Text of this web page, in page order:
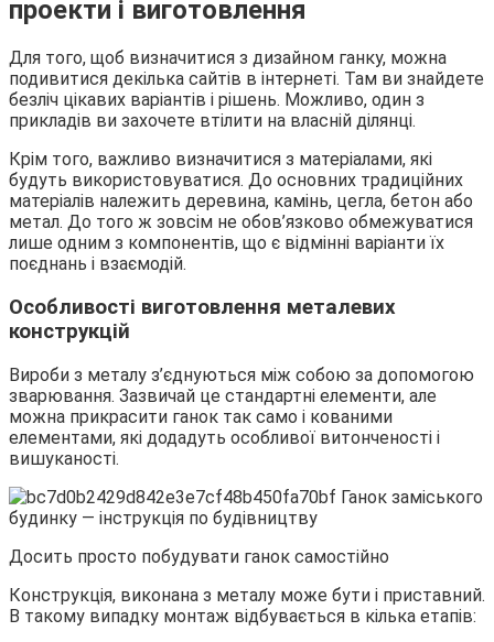
проекти і виготовлення
Для того, щоб визначитися з дизайном ганку, можна
подивитися декілька сайтів в інтернеті. Там ви знайдете
безліч цікавих варіантів і рішень. Можливо, один з
прикладів ви захочете втілити на власній ділянці.
Крім того, важливо визначитися з матеріалами, які
будуть використовуватися. До основних традиційних
матеріалів належить деревина, камінь, цегла, бетон або
метал. До того ж зовсім не обов’язково обмежуватися
лише одним з компонентів, що є відмінні варіанти їх
поєднань і взаємодій.
Особливості виготовлення металевих
конструкцій
Вироби з металу з’єднуються між собою за допомогою
зварювання. Зазвичай це стандартні елементи, але
можна прикрасити ганок так само і кованими
елементами, які додадуть особливої витонченості і
вишуканості.
Досить просто побудувати ганок самостійно
Конструкція, виконана з металу може бути і приставний.
В такому випадку монтаж відбувається в кілька етапів: